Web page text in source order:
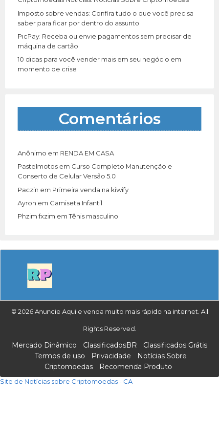
Imposto sobre vendas: Confira tudo o que você precisa
saber para ficar por dentro do assunto
PicPay: Receba ou envie pagamentos sem precisar de
máquina de cartão
10 dicas para você vender mais em seu negócio em
momento de crise
Comentários
Anônimo em RENDA EM CASA
Pastelmotos em Curso Completo Manutenção e
Conserto de Celular Versão 5.0
Paczin em Primeira venda na kiwify
Ayron em Camiseta Infantil
Phzim fxzim emTênis masculino
© 2026 Anuncie Aqui e venda muito mais rápido na internet. All
Rights Reserved.
Mercado Dinâmico ClassificadosBR
Classificados Grátis
Termos de uso
Privacidade
Notícias Sobre
Criptomoedas
Recomenda Produto
Site de Notícias sobre Criptomoedas - CA